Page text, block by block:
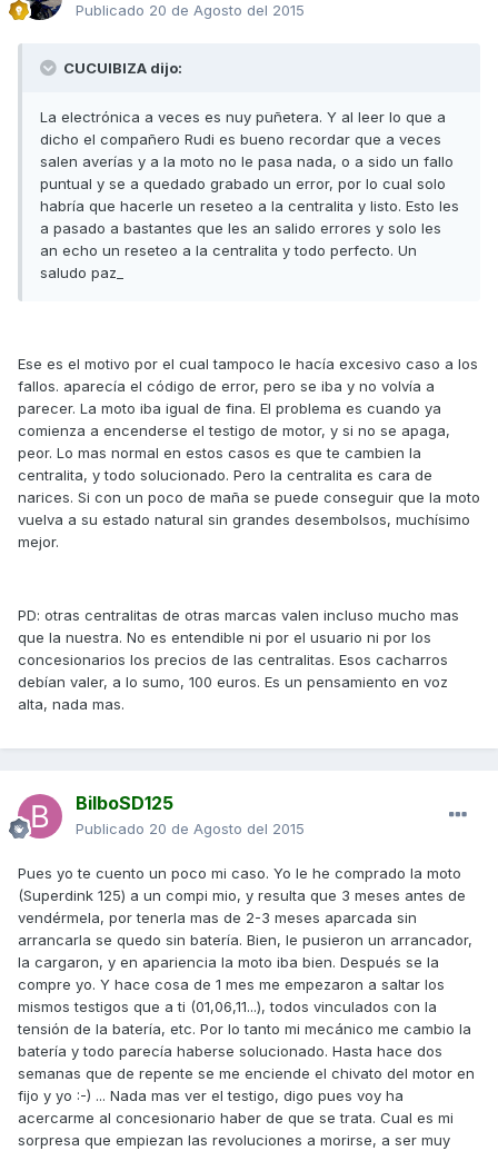
Publicado 20 de Agosto del 2015
CUCUIBIZA dijo:
La electrónica a veces es nuy puñetera. Y al leer lo que a
dicho el compañero Rudi es bueno recordar que a veces
salen averías y a la moto no le pasa nada, o a sido un fallo
puntual y se a quedado grabado un error, por lo cual solo
habría que hacerle un reseteo a la centralita y listo. Esto les
a pasado a bastantes que les an salido errores y solo les
an echo un reseteo a la centralita y todo perfecto. Un
saludo paz_
Ese es el motivo por el cual tampoco le hacía excesivo caso a los
fallos. aparecía el código de error, pero se iba y no volvía a
parecer. La moto iba igual de fina. El problema es cuando ya
comienza a encenderse el testigo de motor, y si no se apaga,
peor. Lo mas normal en estos casos es que te cambien la
centralita, y todo solucionado. Pero la centralita es cara de
narices. Si con un poco de maña se puede conseguir que la moto
vuelva a su estado natural sin grandes desembolsos, muchísimo
mejor.
PD: otras centralitas de otras marcas valen incluso mucho mas
que la nuestra. No es entendible ni por el usuario ni por los
concesionarios los precios de las centralitas. Esos cacharros
debían valer, a lo sumo, 100 euros. Es un pensamiento en voz
alta, nada mas.
BilboSD125
Publicado 20 de Agosto del 2015
Pues yo te cuento un poco mi caso. Yo le he comprado la moto
(Superdink 125) a un compi mio, y resulta que 3 meses antes de
vendérmela, por tenerla mas de 2-3 meses aparcada sin
arrancarla se quedo sin batería. Bien, le pusieron un arrancador,
la cargaron, y en apariencia la moto iba bien. Después se la
compre yo. Y hace cosa de 1 mes me empezaron a saltar los
mismos testigos que a ti (01,06,11...), todos vinculados con la
tensión de la batería, etc. Por lo tanto mi mecánico me cambio la
batería y todo parecía haberse solucionado. Hasta hace dos
semanas que de repente se me enciende el chivato del motor en
fijo y yo :-) ... Nada mas ver el testigo, digo pues voy ha
acercarme al concesionario haber de que se trata. Cual es mi
sorpresa que empiezan las revoluciones a morirse, a ser muy